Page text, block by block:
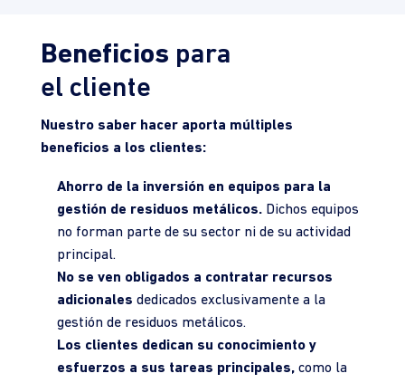
Beneficios para
el cliente
Nuestro saber hacer aporta múltiples
beneficios a los clientes:
Ahorro de la inversión en equipos para la
gestión de residuos metálicos.Dichos equipos
no forman parte de su sector ni de su actividad
principal.
No se ven obligados a contratar recursos
adicionales dedicados exclusivamente a la
gestión de residuos metálicos.
Los clientes dedican su conocimiento y
esfuerzos a sus tareas principales,como la